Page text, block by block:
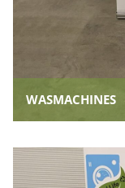
WASMACHINES